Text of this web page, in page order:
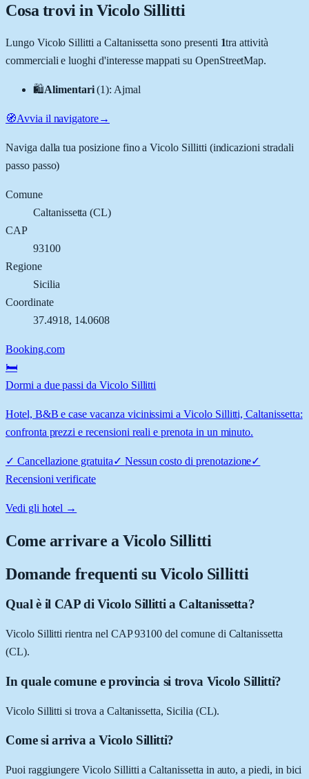
Cosa trovi in Vicolo Sillitti
Lungo Vicolo Sillitti a Caltanissetta sono presenti 1tra attività
commerciali e luoghi d'interesse mappati su OpenStreetMap.
🛍️Alimentari (1): Ajmal
🧭Avvia il navigatore→
Naviga dalla tua posizione fino aVicolo Sillitti (indicazioni stradali
passo passo)
Comune
Caltanissetta (CL)
CAP
93100
Regione
Sicilia
Coordinate
37.4918, 14.0608
Booking.com
🛏️
Dormi a due passi da Vicolo Sillitti
Hotel, B&B e case vacanza vicinissimi a Vicolo Sillitti, Caltanissetta:
confronta prezzi e recensioni reali e prenota in un minuto.
✓ Cancellazione gratuita✓ Nessun costo di prenotazione✓
Recensioni verificate
Vedi gli hotel →
Come arrivare aVicolo Sillitti
Domande frequenti su Vicolo Sillitti
Qual è il CAP di Vicolo Sillitti a Caltanissetta?
Vicolo Sillitti rientra nel CAP 93100 del comune di Caltanissetta
(CL).
In quale comune e provincia si trova Vicolo Sillitti?
Vicolo Sillitti si trova a Caltanissetta, Sicilia (CL).
Come si arriva a Vicolo Sillitti?
Puoi raggiungere Vicolo Sillitti a Caltanissetta in auto, a piedi, in bici